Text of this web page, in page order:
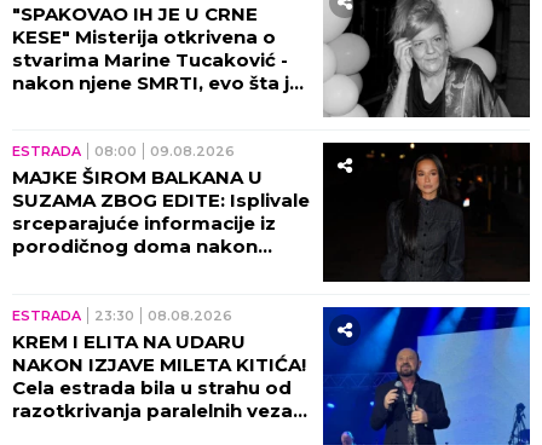
"SPAKOVAO IH JE U CRNE
KESE" Misterija otkrivena o
stvarima Marine Tucaković -
nakon njene SMRTI, evo šta je
ESTRADA 08:00 09.08.2026
MAJKE ŠIROM BALKANA U
SUZAMA ZBOG EDITE: Isplivale
srceparajuće informacije iz
porodičnog doma nakon
ESTRADA 23:30 08.08.2026
KREM I ELITA NA UDARU
NAKON IZJAVE MILETA KITIĆA!
Cela estrada bila u strahu od
razotkrivanja paralelnih veza